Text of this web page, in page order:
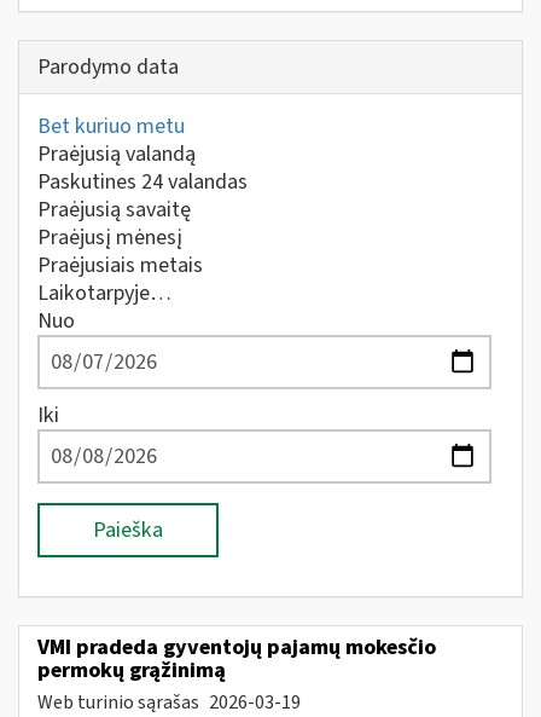
Parodymo data
Bet kuriuo metu
Praėjusią valandą
Paskutines 24 valandas
Praėjusią savaitę
Praėjusį mėnesį
Praėjusiais metais
Laikotarpyje…
Nuo
Iki
Paieška
VMI pradeda gyventojų pajamų mokesčio
permokų grąžinimą
Web turinio sąrašas 2026-03-19